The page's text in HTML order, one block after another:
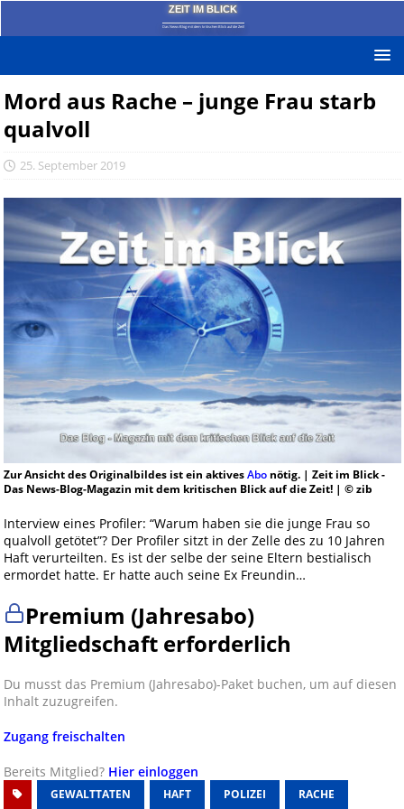
ZEIT IM BLICK
Das News-Blog mit dem kritischen Blick auf die Zeit!
Mord aus Rache – junge Frau starb
qualvoll
25. September 2019
Zur Ansicht des Originalbildes ist ein aktivesAbonötig. | Zeit im Blick -
Das News-Blog-Magazin mit dem kritischen Blick auf die Zeit! | © zib
Interview eines Profiler: “Warum haben sie die junge Frau so
qualvoll getötet”? Der Profiler sitzt in der Zelle des zu 10 Jahren
Haft verurteilten. Es ist der selbe der seine Eltern bestialisch
ermordet hatte. Er hatte auch seine Ex Freundin…
Premium (Jahresabo)
Mitgliedschaft erforderlich
Du musst das Premium (Jahresabo)-Paket buchen, um auf diesen
Inhalt zuzugreifen.
Zugang freischalten
Bereits Mitglied? Hier einloggen
GEWALTTATEN HAFT POLIZEI RACHE